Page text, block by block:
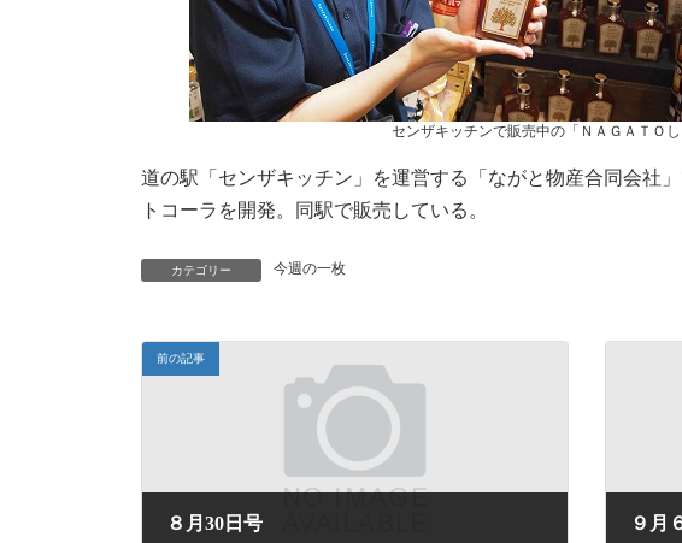
センザキッチンで販売中の「ＮＡＧＡＴＯし
道の駅「センザキッチン」を運営する「ながと物産合同会社
トコーラを開発。同駅で販売している。
カテゴリー 今週の一枚
前の記事
８月30日号 ９月